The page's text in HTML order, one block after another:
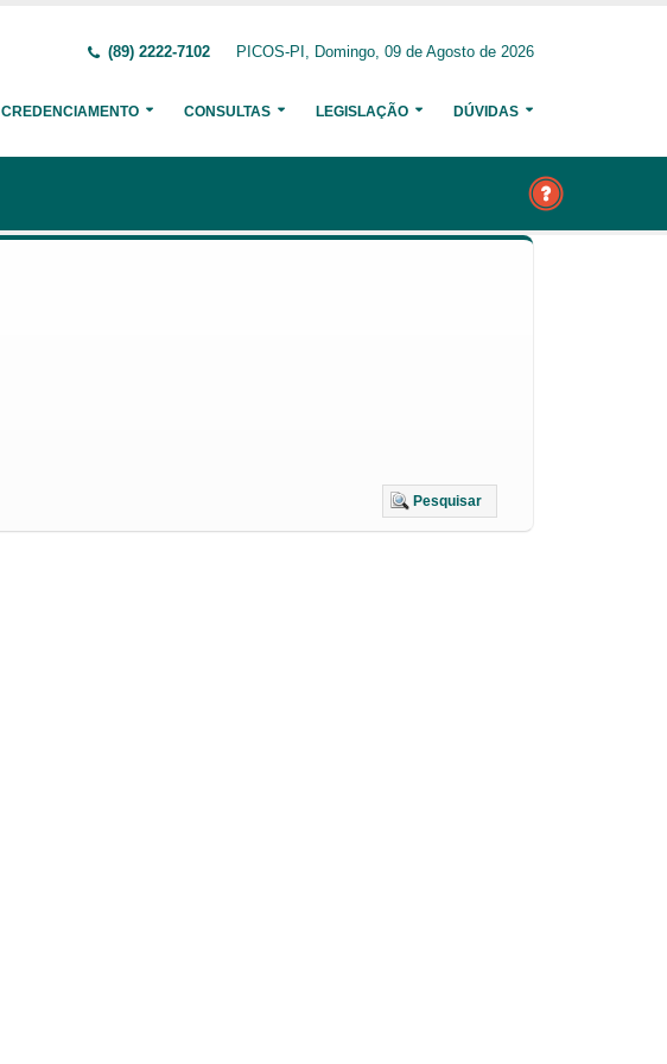
(89) 2222-7102 PICOS-PI, Domingo, 09 de Agosto de 2026
CREDENCIAMENTO CONSULTAS LEGISLAÇÃO DÚVIDAS
Pesquisar